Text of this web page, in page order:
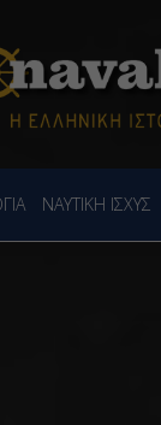
ΝΑΥΤΙΚΗ ΙΣΧΥΣ